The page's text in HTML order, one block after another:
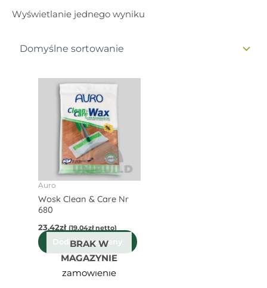
Wyświetlanie jednego wyniku
BRAK W
MAGAZYNIE
Auro
Wosk Clean & Care Nr
680
23,42zł (19,04złnetto)
Dodaj do wyceny
Produkt na
zamówienie